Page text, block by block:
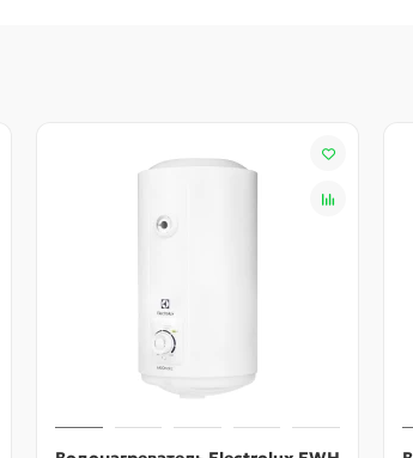
система безопасности и магниевый